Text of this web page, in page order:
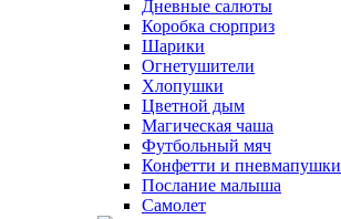
Дневные салюты
Коробка сюрприз
Шарики
Огнетушители
Хлопушки
Цветной дым
Магическая чаша
Футбольный мяч
Конфетти и пневмапушки
Послание малыша
Самолет